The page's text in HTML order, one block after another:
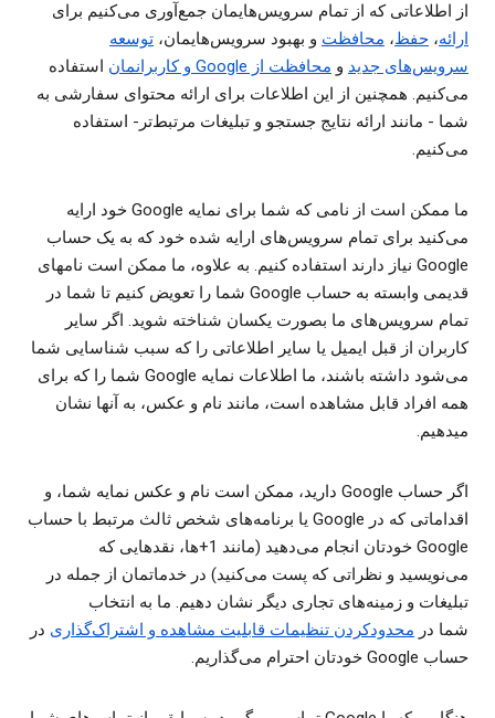
از اطلاعاتی که از تمام سرویس‌هایمان جمع‌آوری می‌کنیم برای
ارائه، حفظ، محافظت و بهبود سرویس‌هایمان، توسعه
سرویس‌های جدید و محافظت از Google و کاربرانمان
استفاده
می‌کنیم. همچنین از این اطلاعات برای ارائه محتوای سفارشی به
شما - مانند ارائه نتایج جستجو و تبلیغات مرتبط‌‌‌تر- استفاده
می‌کنیم.
ما ممکن است از نامی که شما برای نمایه Google خود ارایه
می‌کنید برای تمام سرویس‌های ارایه شده خود که به یک حساب
Google نیاز دارند استفاده کنیم. به علاوه، ما ممکن است نامهای
قدیمی وابسته به حساب Google شما را تعویض کنیم تا شما در
تمام سرویس‌های ما بصورت یکسان شناخته شوید. اگر سایر
کاربران از قبل ایمیل یا سایر اطلاعاتی را که سبب شناسایی شما
می‌شود داشته باشند، ما اطلاعات نمایه Google شما را که برای
همه افراد قابل مشاهده است، مانند نام و عکس، به آنها نشان
میدهیم.
اگر حساب Google دارید، ممکن است نام و عکس نمایه شما، و
اقداماتی که در Google یا برنامه‌های شخص ثالث مرتبط با حساب
Google خودتان انجام می‌دهید (مانند 1+ها، نقدهایی که
می‌نویسید و نظراتی که پست می‌کنید) در خدماتمان از جمله در
تبلیغات و زمینه‌های تجاری دیگر نشان دهیم. ما به انتخاب
شما در محدودکردن تنظیمات قابلیت مشاهده و اشتراک‌گذاری در
حساب Google خودتان احترام می‌گذاریم.